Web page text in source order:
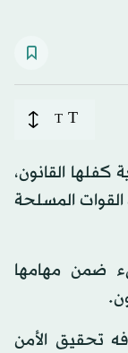
T
T
القانون،
المسلحة
ضمن مهامها
تحقيق الأمن